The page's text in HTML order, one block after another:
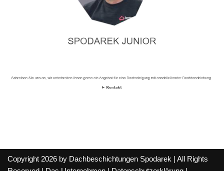
Copyright 2026 by Dachbeschichtungen Spodarek | All Rights